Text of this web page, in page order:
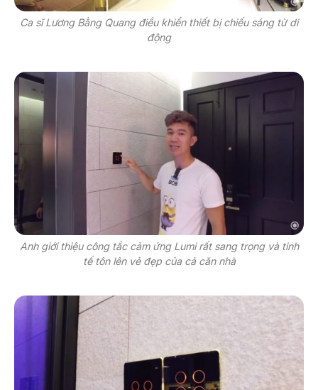
Ca sĩ Lương Bằng Quang điều khiển thiết bị chiếu sáng từ di
động
Anh giới thiệu công tắc cảm ứng Lumi rất sang trọng và tinh
tế tôn lên vẻ đẹp của cả căn nhà